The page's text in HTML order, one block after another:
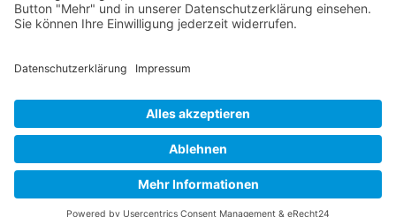
Aktuelles
Themenwelt
Geprüfter Franchisegeber
© 2023 Franchisevergleich.eu